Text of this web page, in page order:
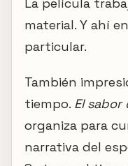
La película
material. Y ahí
particular.
También
tiempo. El sabor
organiza para
narrativa del